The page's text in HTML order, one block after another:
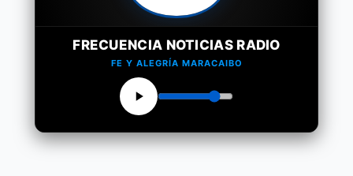
FRECUENCIA NOTICIAS RADIO
FE Y ALEGRÍA MARACAIBO